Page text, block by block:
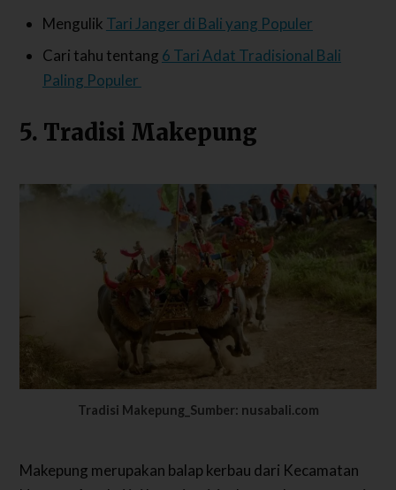
Mengulik Tari Janger di Bali yang Populer
Cari tahu tentang 6 Tari Adat Tradisional Bali
Paling Populer
5. Tradisi Makepung
Tradisi Makepung_Sumber: nusabali.com
Makepung merupakan balap kerbau dari Kecamatan